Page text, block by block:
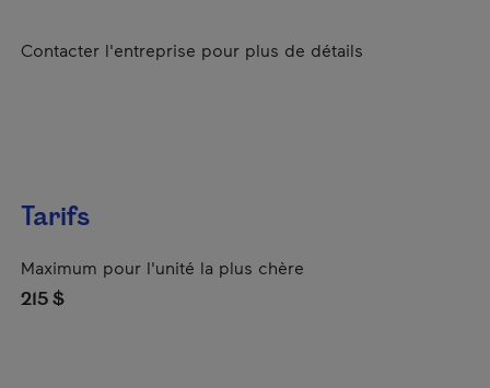
Contacter l'entreprise pour plus de détails
Tarifs
Maximum pour l'unité la plus chère
215 $